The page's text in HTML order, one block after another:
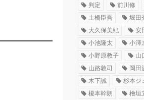
判定
前川修
土橋臣吾
堀田
大久保美紀
安
小池隆太
小澤
小野原教子
山
山路敦司
岡田
木下誠
杉本ジ
榎本幹朗
檜垣